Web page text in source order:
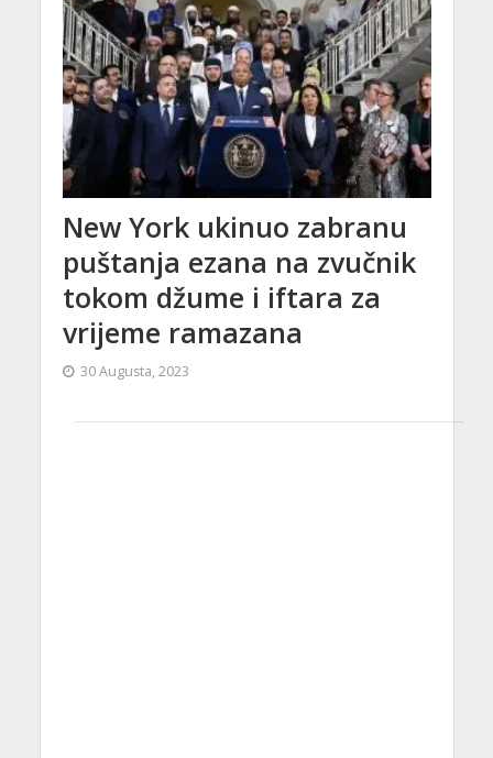
New York ukinuo zabranu
puštanja ezana na zvučnik
tokom džume i iftara za
vrijeme ramazana
30 Augusta, 2023